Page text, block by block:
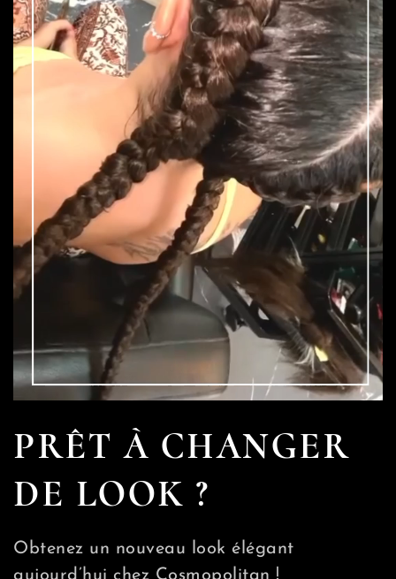
PRÊT À CHANGER
DE LOOK ?
Obtenez un nouveau look élégant
aujourd’hui chez Cosmopolitan !